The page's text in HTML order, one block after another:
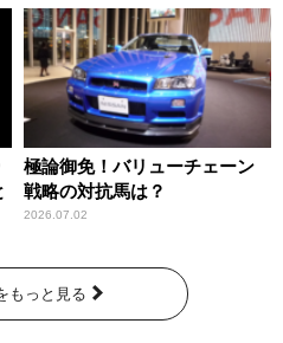
極論御免！バリューチェーン
戦略の対抗馬は？
2026.07.02
もっと見る